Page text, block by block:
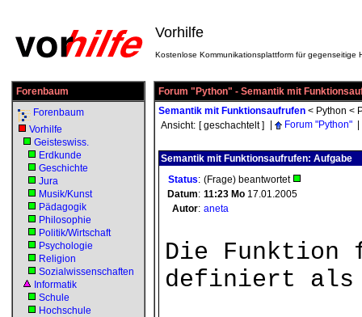
Vorhilfe
Kostenlose Kommunikationsplattform für gegenseitige
Forenbaum
Forenbaum
Vorhilfe
Geisteswiss.
Erdkunde
Geschichte
Jura
Musik/Kunst
Pädagogik
Philosophie
Politik/Wirtschaft
Psychologie
Religion
Sozialwissenschaften
Informatik
Schule
Hochschule
Forum "Python" - Semantik mit
Semantik mit Funktionsaufrufen < Python <
Ansicht: [ geschachtelt ] Forum "Python"
Semantik mit Funktionsaufrufen: Aufgabe
Status: (Frage) beantwortet
Datum: 11:23 Mo 17.01.2005
Autor: aneta
Die Funktion
definiert als